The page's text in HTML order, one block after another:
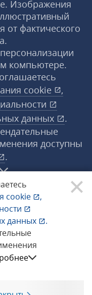
cookie
,
данных
.
Изображения
от фактического
компьютере.
cookie
,
данных
.
доступны
.
®. Все права